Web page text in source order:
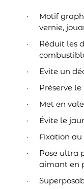
Motif
vernie,
Réduit les
Evite un
Préserve
Met en
Évite le
Fixation
Pose ultra
aimant en